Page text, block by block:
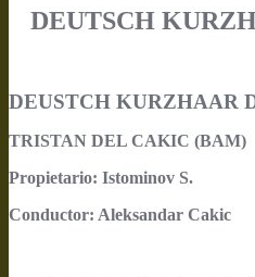
DEUTSCH
DEUSTCH KURZHAAR
TRISTAN DEL CAKIC (BAM)
Propietario: Istominov S.
Conductor: Aleksandar Cakic